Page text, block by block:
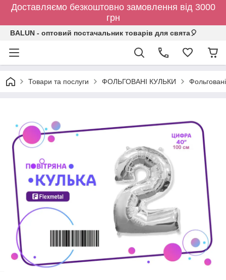
Доставляємо безкоштовно замовлення від 3000
грн
BALUN - оптовий постачальник товарів для свята🎈
Товари та послуги ФОЛЬГОВАНІ КУЛЬКИ